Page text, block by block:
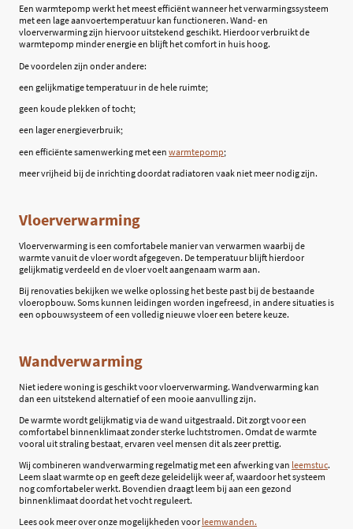
Een warmtepomp werkt het meest efficiënt wanneer het verwarmingssysteem
met een lage aanvoertemperatuur kan functioneren. Wand- en
vloerverwarming zijn hiervoor uitstekend geschikt. Hierdoor verbruikt de
warmtepomp minder energie en blijft het comfort in huis hoog.
De voordelen zijn onder andere:
een gelijkmatige temperatuur in de hele ruimte;
geen koude plekken of tocht;
een lager energieverbruik;
een efficiënte samenwerking met een warmtepomp;
meer vrijheid bij de inrichting doordat radiatoren vaak niet meer nodig zijn.
Vloerverwarming
Vloerverwarming is een comfortabele manier van verwarmen waarbij de
warmte vanuit de vloer wordt afgegeven. De temperatuur blijft hierdoor
gelijkmatig verdeeld en de vloer voelt aangenaam warm aan.
Bij renovaties bekijken we welke oplossing het beste past bij de bestaande
vloeropbouw. Soms kunnen leidingen worden ingefreesd, in andere situaties is
een opbouwsysteem of een volledig nieuwe vloer een betere keuze.
Wandverwarming
Niet iedere woning is geschikt voor vloerverwarming. Wandverwarming kan
dan een uitstekend alternatief of een mooie aanvulling zijn.
De warmte wordt gelijkmatig via de wand uitgestraald. Dit zorgt voor een
comfortabel binnenklimaat zonder sterke luchtstromen. Omdat de warmte
vooral uit straling bestaat, ervaren veel mensen dit als zeer prettig.
Wij combineren wandverwarming regelmatig met een afwerking van leemstuc.
Leem slaat warmte op en geeft deze geleidelijk weer af, waardoor het systeem
nog comfortabeler werkt. Bovendien draagt leem bij aan een gezond
binnenklimaat doordat het vocht reguleert.
Lees ook meer over onze mogelijkheden voorleemwanden.